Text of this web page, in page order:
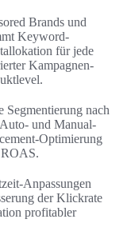
Brands und
Keyword-
für jede
Kampagnen-
Segmentierung nach
und Manual-
Optimierung
ROAS.
Anpassungen
der Klickrate
profitabler